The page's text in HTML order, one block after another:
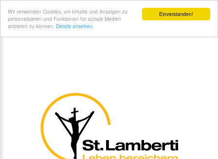
Einverstanden!
Wir verwenden Cookies, um Inhalte und Anzeigen zu
personalisieren und Funktionen für soziale Medien
anbieten zu können. Details ansehen.